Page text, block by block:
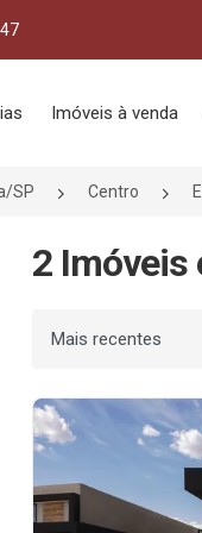
Imóveis à venda
SP Centro
2 Imóveis
Ordenar por